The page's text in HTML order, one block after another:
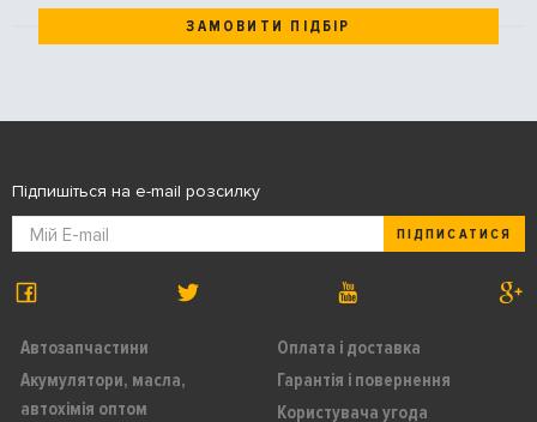
ЗАМОВИТИ ПІДБІР
Автозапчастини
Акумулятори, масла,
автохімія оптом
Оплата і доставка
Гарантія і повернення
Користувача угода
Підпишіться на e-mail розсилку
ПІДПИСАТИСЯ